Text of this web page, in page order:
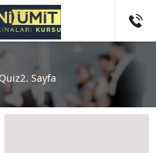
Quiz2. Sayfa